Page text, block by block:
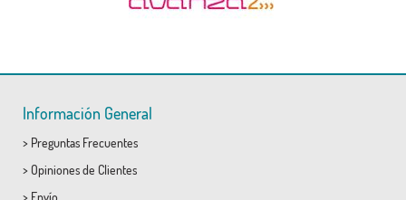
Información General
> Preguntas Frecuentes
> Opiniones de Clientes
> Envío